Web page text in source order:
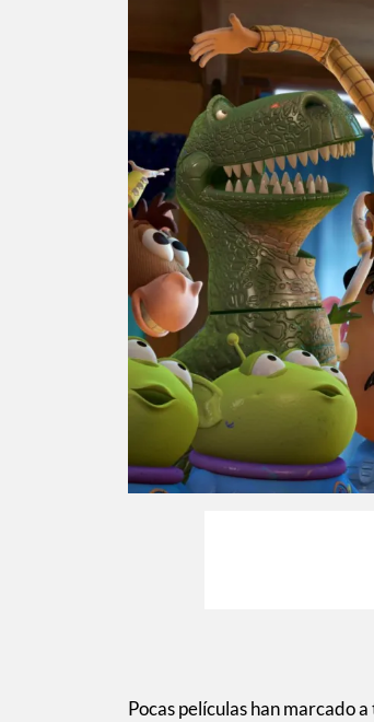
Pocas películas han marcado